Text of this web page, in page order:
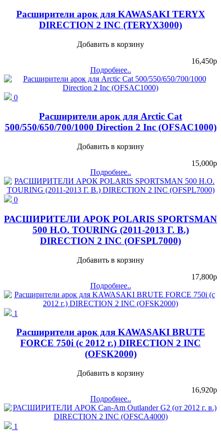
Расширители арок для KAWASAKI TERYX
DIRECTION 2 INC (TERYX3000)
Добавить в корзину
16,450p
Подробнее..
0
Расширители арок для Arctiс Cat
500/550/650/700/1000 Direction 2 Inc (OFSAC1000)
Добавить в корзину
15,000p
Подробнее..
0
РАСШИРИТЕЛИ АРОК POLARIS SPORTSMAN
500 H.O. TOURING (2011-2013 Г. В.)
DIRECTION 2 INC (OFSPL7000)
Добавить в корзину
17,800p
Подробнее..
1
Расширители арок для KAWASAKI BRUTE
FORCE 750i (c 2012 г.) DIRECTION 2 INC
(OFSK2000)
Добавить в корзину
16,920p
Подробнее..
1